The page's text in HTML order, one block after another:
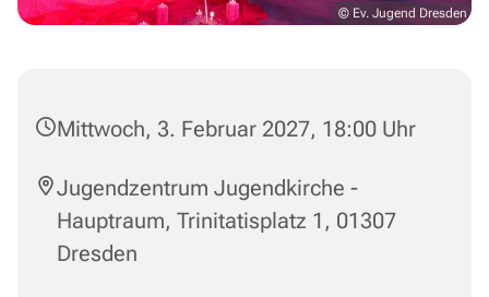
© Ev. Jugend Dresden
Mittwoch, 3. Februar 2027, 18:00 Uhr
Jugendzentrum Jugendkirche -
Hauptraum, Trinitatisplatz 1, 01307
Dresden